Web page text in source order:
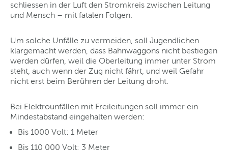
schliessen in der Luft den Stromkreis zwischen Leitung
und Mensch – mit fatalen Folgen.
Um solche Unfälle zu vermeiden, soll Jugendlichen
klargemacht werden, dass Bahnwaggons nicht bestiegen
werden dürfen, weil die Oberleitung immer unter Strom
steht, auch wenn der Zug nicht fährt, und weil Gefahr
nicht erst beim Berühren der Leitung droht.
Bei Elektrounfällen mit Freileitungen soll immer ein
Mindestabstand eingehalten werden:
Bis 1000 Volt: 1 Meter
Bis 110 000 Volt: 3 Meter